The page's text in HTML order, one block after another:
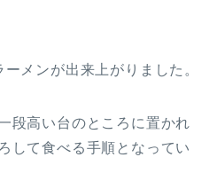
メンが出来上がりました。
段高い台のところに置かれ
して食べる手順となってい